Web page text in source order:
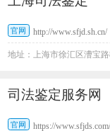
官网 http://www.sfjd.sh.cn/
地址：上海市徐汇区漕宝
司法鉴定服务网
官网 https://